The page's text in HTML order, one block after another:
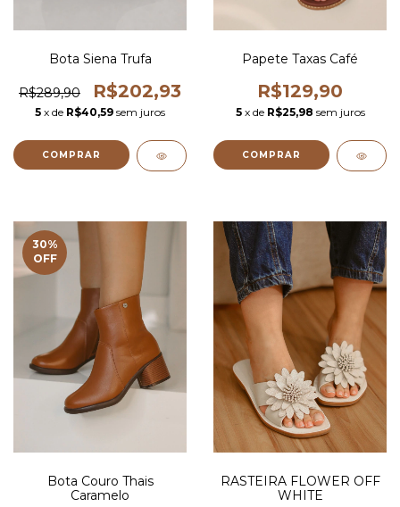
Bota Siena Trufa
R$289,90 R$202,93
5 x de R$40,59 sem juros
COMPRAR
Papete Taxas Café
R$129,90
5 x de R$25,98 sem juros
COMPRAR
30%
OFF
Bota Couro Thais
Caramelo
RASTEIRA FLOWER OFF
WHITE